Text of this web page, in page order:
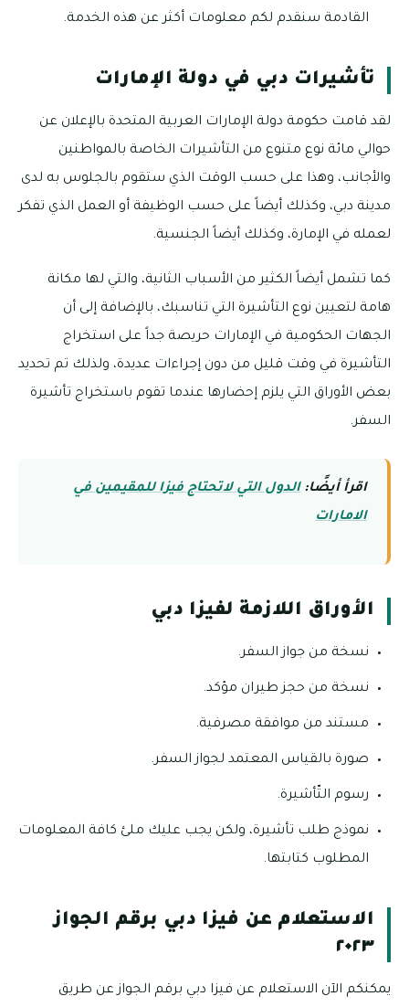
القادمة سنقدم لكم معلومات أكثر عن هذه الخدمة.
تأشيرات دبي في دولة الإمارات
لقد قامت حكومة دولة الإمارات العربية المتحدة بالإعلان عن
حوالي مائة نوع متنوع من التأشيرات الخاصة بالمواطنين
والأجانب، وهذا على حسب الوقت الذي ستقوم بالجلوس به لدى
مدينة دبي، وكذلك أيضاً على حسب الوظيفة أو العمل الذي تفكر
لعمله في الإمارة، وكذلك أيضاً الجنسية.
كما تشمل أيضاً الكثير من الأسباب الثانية، والتي لها مكانة
هامة لتعيين نوع التأشيرة التي تناسبك، بالإضافة إلى أن
الجهات الحكومية في الإمارات حريصة جداً على استخراج
التأشيرة في وقت قليل من دون إجراءات عديدة، ولذلك تم تحديد
بعض الأوراق التي يلزم إحضارها عندما تقوم باستخراج تأشيرة
السفر.
اقرأ أيضًا:الدول التي لاتحتاج فيزا للمقيمين في
الامارات
الأوراق اللازمة لفيزا دبي
نسخة من جواز السفر.
نسخة من حجز طيران مؤكد.
مستند من موافقة مصرفية.
صورة بالقياس المعتمد لجواز السفر.
رسوم التّأشيرة.
نموذج طلب تأشيرة، ولكن يجب عليك ملئ كافة المعلومات
المطلوب كتابتها.
الاستعلام عن فيزا دبي برقم الجواز
٢٠٢٣
يمكنكم الآن الاستعلام عن فيزا دبي برقم الجواز عن طريق